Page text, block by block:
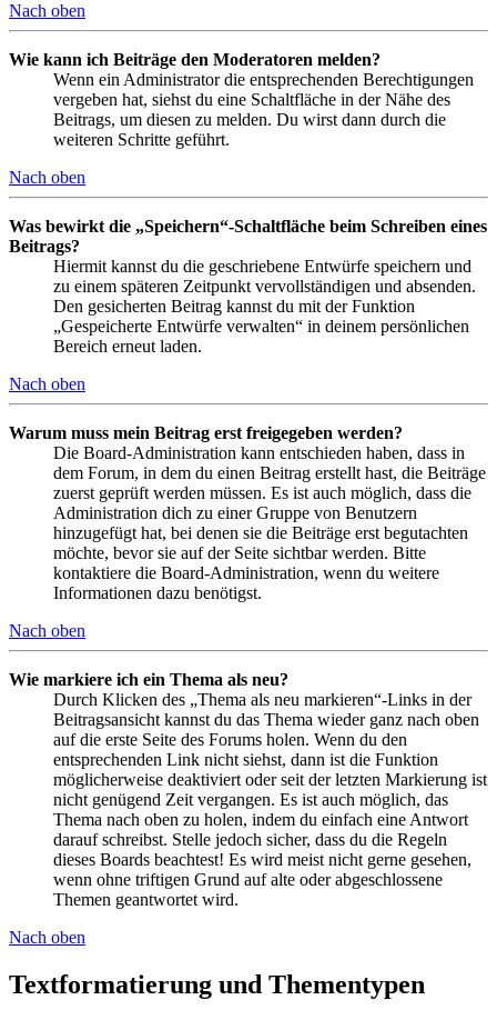
Nach oben
Wie kann ich Beiträge den Moderatoren melden?
Wenn ein Administrator die entsprechenden Berechtigungen
vergeben hat, siehst du eine Schaltfläche in der Nähe des
Beitrags, um diesen zu melden. Du wirst dann durch die
weiteren Schritte geführt.
Nach oben
Was bewirkt die „Speichern“-Schaltfläche beim Schreiben eines
Beitrags?
Hiermit kannst du die geschriebene Entwürfe speichern und
zu einem späteren Zeitpunkt vervollständigen und absenden.
Den gesicherten Beitrag kannst du mit der Funktion
„Gespeicherte Entwürfe verwalten“ in deinem persönlichen
Bereich erneut laden.
Nach oben
Warum muss mein Beitrag erst freigegeben werden?
Die Board-Administration kann entschieden haben, dass in
dem Forum, in dem du einen Beitrag erstellt hast, die Beiträge
zuerst geprüft werden müssen. Es ist auch möglich, dass die
Administration dich zu einer Gruppe von Benutzern
hinzugefügt hat, bei denen sie die Beiträge erst begutachten
möchte, bevor sie auf der Seite sichtbar werden. Bitte
kontaktiere die Board-Administration, wenn du weitere
Informationen dazu benötigst.
Nach oben
Wie markiere ich ein Thema als neu?
Durch Klicken des „Thema als neu markieren“-Links in der
Beitragsansicht kannst du das Thema wieder ganz nach oben
auf die erste Seite des Forums holen. Wenn du den
entsprechenden Link nicht siehst, dann ist die Funktion
möglicherweise deaktiviert oder seit der letzten Markierung ist
nicht genügend Zeit vergangen. Es ist auch möglich, das
Thema nach oben zu holen, indem du einfach eine Antwort
darauf schreibst. Stelle jedoch sicher, dass du die Regeln
dieses Boards beachtest! Es wird meist nicht gerne gesehen,
wenn ohne triftigen Grund auf alte oder abgeschlossene
Themen geantwortet wird.
Nach oben
Textformatierung und Thementypen